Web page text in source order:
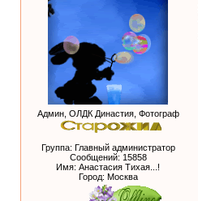
Админ, ОЛДК Династия, Фотограф
Группа: Главный администратор
Сообщений: 15858
Имя: Анастасия Тихая...!
Город: Москва